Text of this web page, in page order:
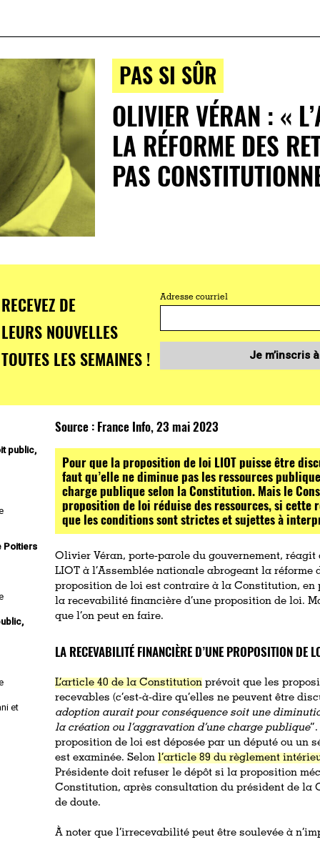
PAS SI SÛR
OLIVIER VÉRAN : «
LA RÉFORME DES
PAS
RECEVEZ DE
LEURS NOUVELLES
TOUTES LES SEMAINES !
Adresse courriel
Je m’inscris
public,
Poitiers
et
Source : France Info, 23 mai 2023
Pour que la proposition de loi LIOT puisse être
faut qu’elle ne diminue pas les ressources
charge publique selon la Constitution. Mais le
proposition de loi réduise des ressources, si cette
que les conditions sont strictes et sujettes à
Olivier Véran, porte-parole du gouvernement,
LIOT à l’Assemblée nationale abrogeant la
proposition de loi est contraire à la Constitution,
la recevabilité financière d’une proposition de loi.
que l’on peut en faire.
LA RECEVABILITÉ FINANCIÈRE D’UNE PROPOSITION DE
L’article 40 de la Constitution prévoit que les
recevables (c’est-à-dire qu’elles ne peuvent être
adoption aurait pour conséquence soit une
la création ou l’aggravation d’une charge publique
proposition de loi est déposée par un député ou un
est examinée. Selonl’article 89 du règlement
Présidente doit refuser le dépôt si la proposition
Constitution, après consultation du président de la
de doute.
À noter que l’irrecevabilité peut être soulevée à